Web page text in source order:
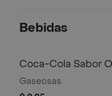
Bebidas
Coca-Cola Sabor
Gaseosas